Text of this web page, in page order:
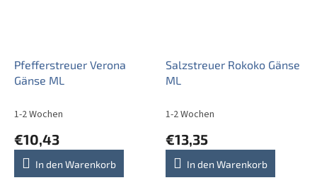
Pfefferstreuer Verona
Gänse ML
1-2 Wochen
€10,43
In den Warenkorb
Salzstreuer Rokoko Gänse
ML
1-2 Wochen
€13,35
In den Warenkorb